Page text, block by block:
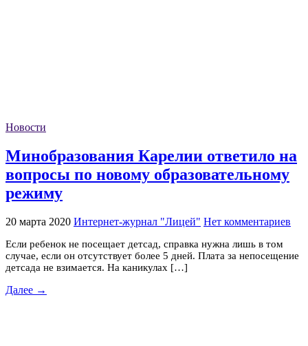
Новости
Минобразования Карелии ответило на
вопросы по новому образовательному
режиму
20 марта 2020 Интернет-журнал "Лицей" Нет комментариев
Если ребенок не посещает детсад, справка нужна лишь в том
случае, если он отсутствует более 5 дней. Плата за непосещение
детсада не взимается. На каникулах […]
Далее →